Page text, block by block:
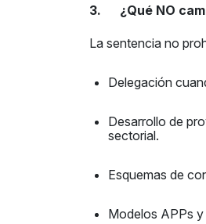
3. ¿Qué NO
La sentencia no
Delegación
Desarrollo de
sectorial.
Esquemas de
Modelos APPs